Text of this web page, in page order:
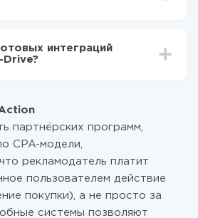
10-15 минут.
только количество
факту передаются из одной
при необходимости. Подробнее
интеграций
Drive?
партнёрских программ,
CPA-модели,
рекламодатель платит
пользователем действие
покупки), а не просто за
системы позволяют